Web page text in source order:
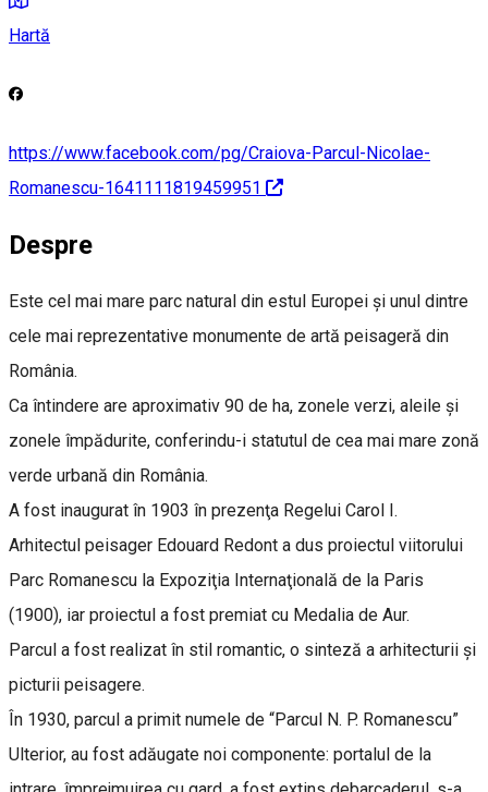
Hartă
https://www.facebook.com/pg/Craiova-Parcul-Nicolae-
Romanescu-1641111819459951
Despre
Este cel mai mare parc natural din estul Europei și unul dintre
cele mai reprezentative monumente de artă peisageră din
România.
Ca întindere are aproximativ 90 de ha, zonele verzi, aleile şi
zonele împădurite, conferindu-i statutul de cea mai mare zonă
verde urbană din România.
A fost inaugurat în 1903 în prezenţa Regelui Carol I.
Arhitectul peisager Edouard Redont a dus proiectul viitorului
Parc Romanescu la Expoziţia Internaţională de la Paris
(1900), iar proiectul a fost premiat cu Medalia de Aur.
Parcul a fost realizat în stil romantic, o sinteză a arhitecturii şi
picturii peisagere.
În 1930, parcul a primit numele de “Parcul N. P. Romanescu”
Ulterior, au fost adăugate noi componente: portalul de la